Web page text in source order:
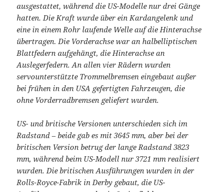
ausgestattet, während die US-Modelle nur drei Gänge
hatten. Die Kraft wurde über ein Kardangelenk und
eine in einem Rohr laufende Welle auf die Hinterachse
übertragen. Die Vorderachse war an halbelliptischen
Blattfedern aufgehängt, die Hinterachse an
Auslegerfedern. An allen vier Rädern wurden
servounterstützte Trommelbremsen eingebaut außer
bei frühen in den USA gefertigten Fahrzeugen, die
ohne Vorderradbremsen geliefert wurden.
US- und britische Versionen unterschieden sich im
Radstand – beide gab es mit 3645 mm, aber bei der
britischen Version betrug der lange Radstand 3823
mm, während beim US-Modell nur 3721 mm realisiert
wurden. Die britischen Ausführungen wurden in der
Rolls-Royce-Fabrik in Derby gebaut, die US-